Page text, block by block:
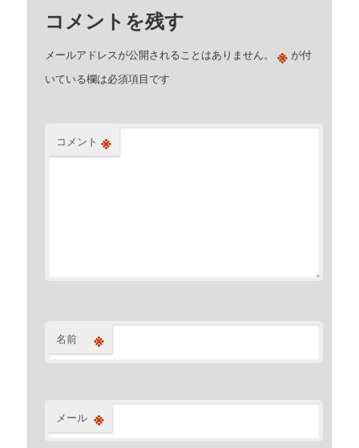
コメントを残す
メールアドレスが公開されることはありません。 ※ が付
いている欄は必須項目です
コメント ※
名前 ※
メール ※